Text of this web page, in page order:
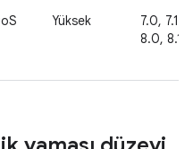
Yüksek
7.0,
8.0, 8.1